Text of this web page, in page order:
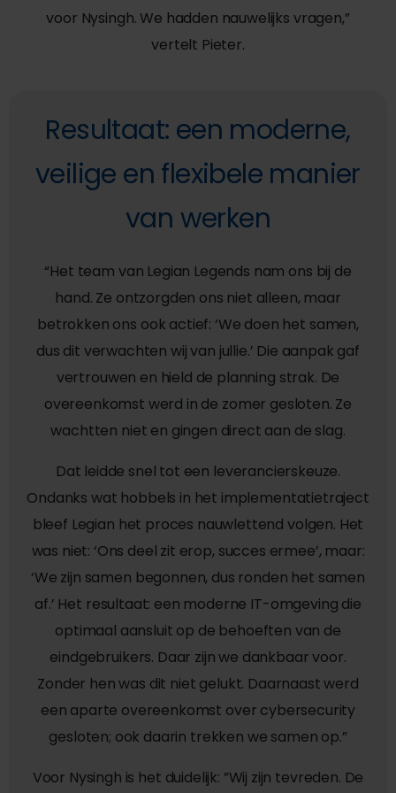
voor Nysingh. We hadden nauwelijks vragen,”
vertelt Pieter.
Resultaat: een moderne,
veilige en flexibele manier
van werken
“Het team van Legian Legends nam ons bij de
hand. Ze ontzorgden ons niet alleen, maar
betrokken ons ook actief: ‘We doen het samen,
dus dit verwachten wij van jullie.’ Die aanpak gaf
vertrouwen en hield de planning strak. De
overeenkomst werd in de zomer gesloten. Ze
wachtten niet en gingen direct aan de slag.
Dat leidde snel tot een leverancierskeuze.
Ondanks wat hobbels in het implementatietraject
bleef Legian het proces nauwlettend volgen. Het
was niet: ‘Ons deel zit erop, succes ermee’, maar:
‘We zijn samen begonnen, dus ronden het samen
af.’ Het resultaat: een moderne IT-omgeving die
optimaal aansluit op de behoeften van de
eindgebruikers. Daar zijn we dankbaar voor.
Zonder hen was dit niet gelukt. Daarnaast werd
een aparte overeenkomst over cybersecurity
gesloten; ook daarin trekken we samen op.”
Voor Nysingh is het duidelijk: ”Wij zijn tevreden. De